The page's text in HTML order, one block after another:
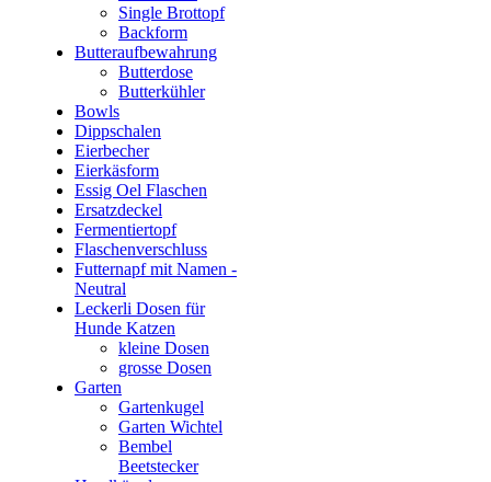
Single Brottopf
Backform
Butteraufbewahrung
Butterdose
Butterkühler
Bowls
Dippschalen
Eierbecher
Eierkäsform
Essig Oel Flaschen
Ersatzdeckel
Fermentiertopf
Flaschenverschluss
Futternapf mit Namen -
Neutral
Leckerli Dosen für
Hunde Katzen
kleine Dosen
grosse Dosen
Garten
Gartenkugel
Garten Wichtel
Bembel
Beetstecker